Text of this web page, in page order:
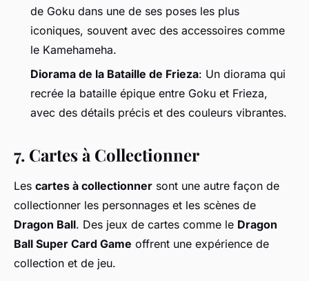
de Goku dans une de ses poses les plus
iconiques, souvent avec des accessoires comme
le Kamehameha.
Diorama de la Bataille de Frieza: Un diorama qui
recrée la bataille épique entre Goku et Frieza,
avec des détails précis et des couleurs vibrantes.
7. Cartes à Collectionner
Les cartes à collectionner sont une autre façon de
collectionner les personnages et les scènes de
Dragon Ball. Des jeux de cartes comme le Dragon
Ball Super Card Game offrent une expérience de
collection et de jeu.